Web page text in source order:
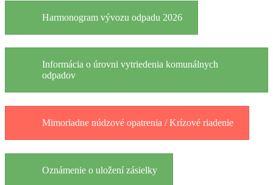
Harmonogram vývozu odpadu 2026
Informácia o úrovni vytriedenia komunálnych
odpadov
Mimoriadne núdzové opatrenia / Krízové riadenie
Oznámenie o uložení zásielky